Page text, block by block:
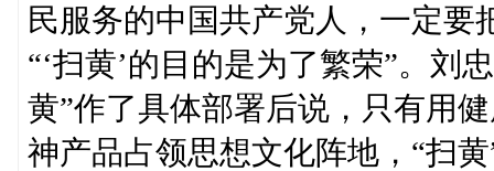
民服务的中国共产党人，一定
“‘扫黄’的目的是为了繁荣”。刘
黄”作了具体部署后说，只有用
神产品占领思想文化阵地，“扫